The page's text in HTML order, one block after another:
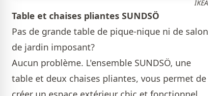
IKEA
Table et chaises pliantes SUNDSÖ
Pas de grande table de pique-nique ni de salon
de jardin imposant?
Aucun problème. L'ensemble SUNDSÖ, une
table et deux chaises pliantes, vous permet de